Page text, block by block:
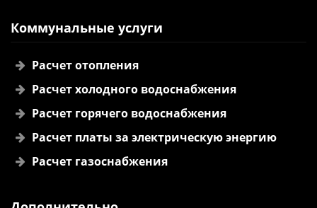
Коммунальные услуги
Расчет отопления
Расчет холодного водоснабжения
Расчет горячего водоснабжения
Расчет платы за электрическую энергию
Расчет газоснабжения